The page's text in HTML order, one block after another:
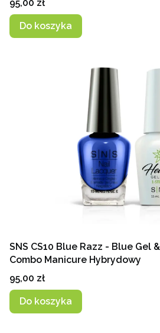
95,00 zł
Do koszyka
SNS CS10 Blue Razz - Blue Gel
Combo Manicure Hybrydowy
Cena
95,00 zł
Do koszyka